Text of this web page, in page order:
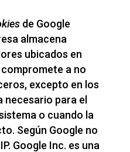
de Google
almacena
ubicados en
a no
excepto en los
necesario para el
o cuando la
Según Google no
Google Inc. es una